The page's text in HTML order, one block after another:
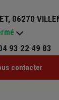
06270
Lundi : Fermé
93 22 49 83
contacter